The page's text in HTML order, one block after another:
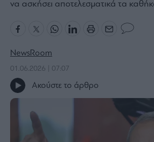
Financial
The
Wiseman
Room
να ασκήσει αποτελεσματικά τα
NewsRoom
01.06.2026 | 07:07
Ακούστε το άρθρο